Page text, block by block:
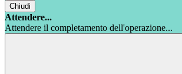
Chiudi
Attendere...
Attendere il completamento dell'operazione...